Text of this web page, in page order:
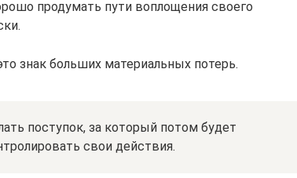
продумать пути воплощения своего
знак больших материальных потерь.
поступок, за который потом будет
свои действия.